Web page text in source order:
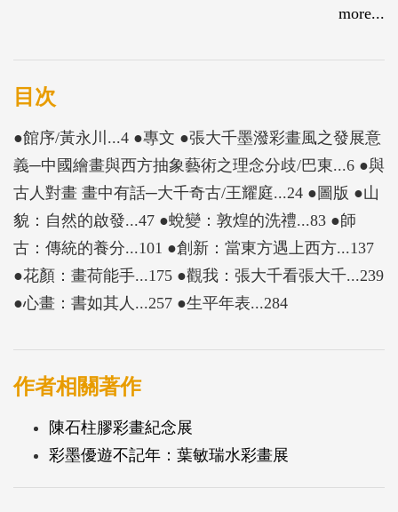
110─書畫紀念特展」，除挑選重要館藏品之外，並廣
96組件，以及大千先生生活用品共同展出。且在既有
的研究基礎之上，加強教育性展示規劃，以期將大千
前。
more...
目次
●館序/黃永川...4 ●專文 ●張大千墨潑彩畫風之發展意
義─中國繪畫與西方抽象藝術之理念分歧/巴東...6 ●與
古人對畫 畫中有話─大千奇古/王耀庭...24 ●圖版 ●山
貌：自然的啟發...47 ●蛻變：敦煌的洗禮...83 ●師
古：傳統的養分...101 ●創新：當東方遇上西方...137
●花顏：畫荷能手...175 ●觀我：張大千看張大千...239
●心畫：書如其人...257 ●生平年表...284
作者相關著作
陳石柱膠彩畫紀念展
彩墨優遊不記年：葉敏瑞水彩畫展